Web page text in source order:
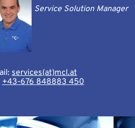
Service Solution Manager
services(at)mcl.at
+43-676 848883 450